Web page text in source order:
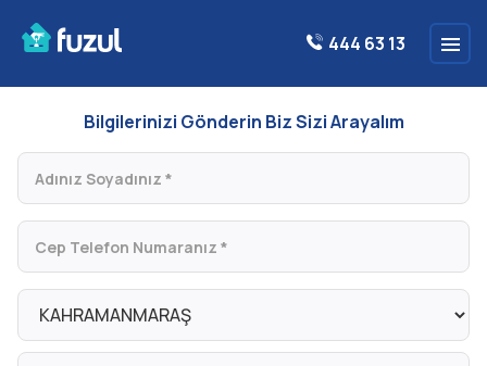
444 63 13
Bilgilerinizi Gönderin Biz Sizi Arayalım